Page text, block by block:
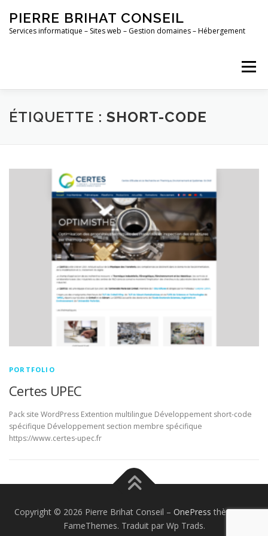
contenu
PIERRE BRIHAT CONSEIL
Services informatique – Sites web – Gestion domaines – Hébergement
Menu
ACCUEIL MAINTENANCE CONTACT
ÉTIQUETTE : SHORT-CODE
PORTFOLIO
Certes UPEC
Pack site WordPress Extention multilingue Développement short-code
spécifique Développement section membre spécifique
https://www.certes-upec.fr
Copyright © 2026 Pierre Brihat Conseil – OnePress thème par
FameThemes. Traduit par Wp Trads.